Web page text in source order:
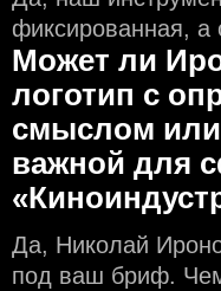
фиксированная, а
Может ли
логотип с
смыслом
важной для
Да, Николай
под ваш бриф.